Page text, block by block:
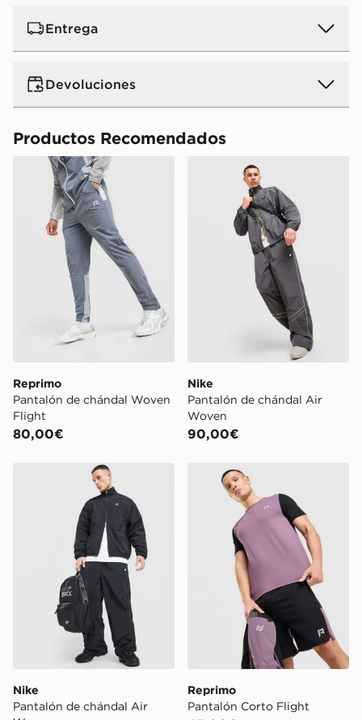
Entrega
Devoluciones
Productos Recomendados
Reprimo Pantalón de chándal Woven Flight
Reprimo
Pantalón de chándal Woven
Flight
80,00€
Nike Pantalón de chándal
Nike
Pantalón de chándal Air
Woven
90,00€
Nike Pantalón de chándal Air Woven
Nike
Pantalón de chándal Air
Reprimo Pantalón Corto
Reprimo
Pantalón Corto Flight